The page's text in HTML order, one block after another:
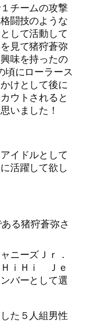
チームの攻撃
闘技のような
して活動して
見て猪狩蒼弥
味を持ったの
頃にローラース
けとして後に
ウトされると
いました！
イドルとして
活躍して欲し
る猪狩蒼弥さ
ニーズＪｒ．
ｉＨｉ Ｊｅ
バーとして選
た５人組男性